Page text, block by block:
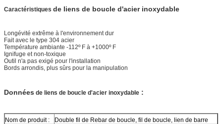
Caractéristiques de liens de boucle d'acier inoxydable
Longévité extrême à l'environnement dur
Fait avec le type 304 acier
Température ambiante -112º F à +1000º F
Ignifuge et non-toxique
Outil n'a pas exigé pour l'installation
Bords arrondis, plus sûrs pour la manipulation
Données de liens de boucle d'acier inoxydable :
Nom de produit :
Double fil de Rebar de boucle, fil de boucle, lien de barre